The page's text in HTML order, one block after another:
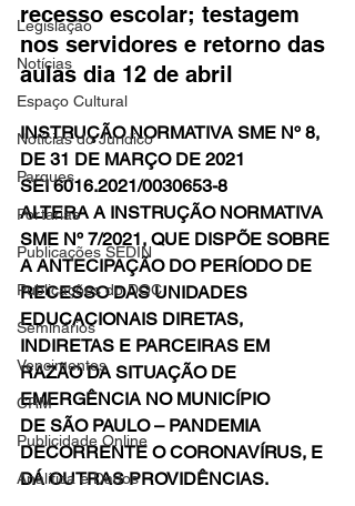
Legislação
Notícias
Espaço Cultural
Notícias do Jurídico
Parques
Portarias
Publicações SEDIN
Publicações do DOC
Seminários
Vencimentos
CRM
Publicidade Online
Analítica e Dados
recesso escolar; testagem
nos servidores e retorno das
aulas dia 12 de abril
INSTRUÇÃO NORMATIVA SME Nº 8,
DE 31 DE MARÇO DE 2021
SEI 6016.2021/0030653-8
ALTERA A INSTRUÇÃO NORMATIVA
SME Nº 7/2021, QUE DISPÕE SOBRE
A ANTECIPAÇÃO DO PERÍODO DE
RECESSO DAS UNIDADES
EDUCACIONAIS DIRETAS,
INDIRETAS E PARCEIRAS EM
RAZÃO DA SITUAÇÃO DE
EMERGÊNCIA NO MUNICÍPIO
DE SÃO PAULO – PANDEMIA
DECORRENTE O CORONAVÍRUS, E
DÁ OUTRAS PROVIDÊNCIAS.